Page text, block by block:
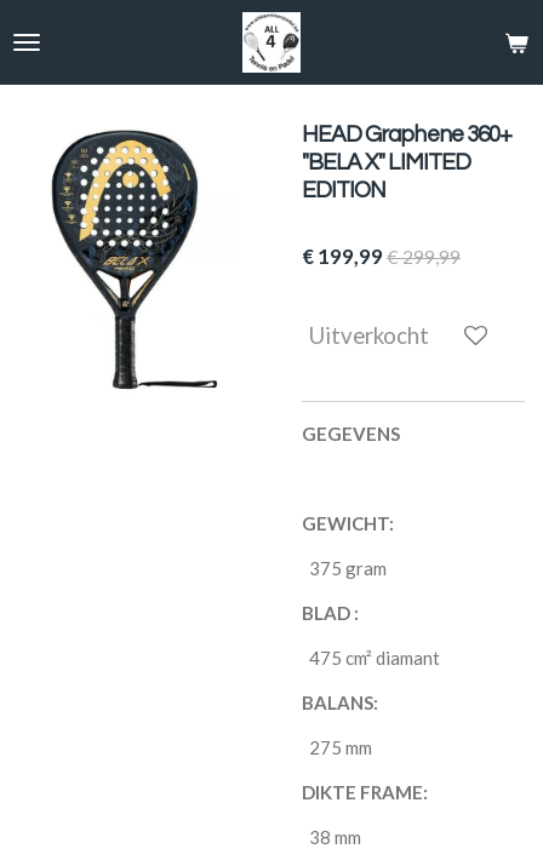
direct
hoofdinhoud
HEAD Graphene 360+
"BELA X" LIMITED
EDITION
€ 199,99 € 299,99
Uitverkocht
GEGEVENS
GEWICHT:
375 gram
BLAD :
475 cm² diamant
BALANS:
275 mm
DIKTE FRAME:
38 mm